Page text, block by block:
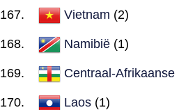
Vietnam (2)
Namibië (1)
Centraal-Afrikaanse
Laos (1)